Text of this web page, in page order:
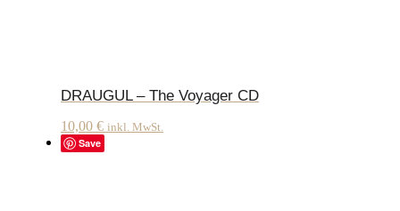
DRAUGUL – The Voyager CD
10,00 € inkl. MwSt.
Save